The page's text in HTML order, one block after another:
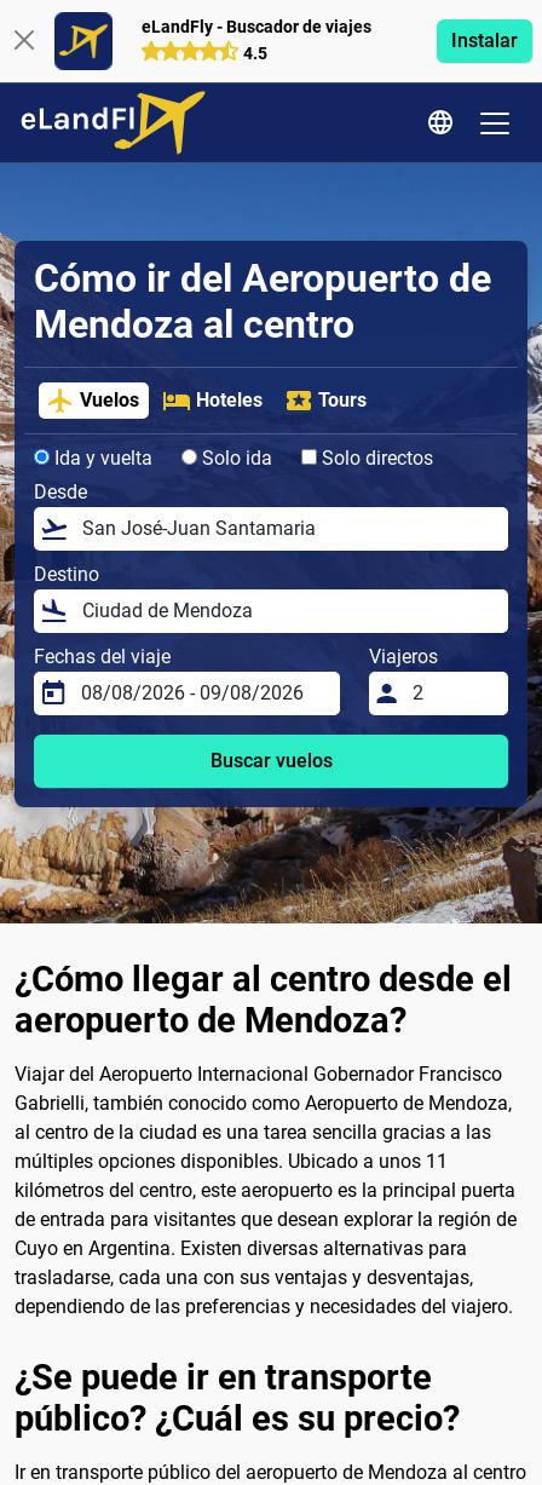
eLandFly - Buscador de viajes
4.5
Instalar
Cómo ir del Aeropuerto de
Mendoza al centro
Vuelos Hoteles Tours
Ida y vuelta Solo ida
Solo directos
Desde
Destino
Fechas del viaje Viajeros
Buscar vuelos
¿Cómo llegar al centro desde el
aeropuerto de Mendoza?
Viajar del Aeropuerto Internacional Gobernador Francisco
Gabrielli, también conocido como Aeropuerto de Mendoza,
al centro de la ciudad es una tarea sencilla gracias a las
múltiples opciones disponibles. Ubicado a unos 11
kilómetros del centro, este aeropuerto es la principal puerta
de entrada para visitantes que desean explorar la región de
Cuyo en Argentina. Existen diversas alternativas para
trasladarse, cada una con sus ventajas y desventajas,
dependiendo de las preferencias y necesidades del viajero.
¿Se puede ir en transporte
público? ¿Cuál es su precio?
Ir en transporte público del aeropuerto de Mendoza al centro